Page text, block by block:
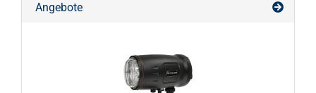
Angebote